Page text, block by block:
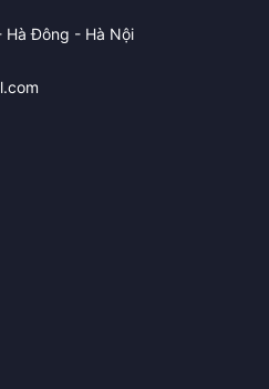
Hà Đông - Hà Nội